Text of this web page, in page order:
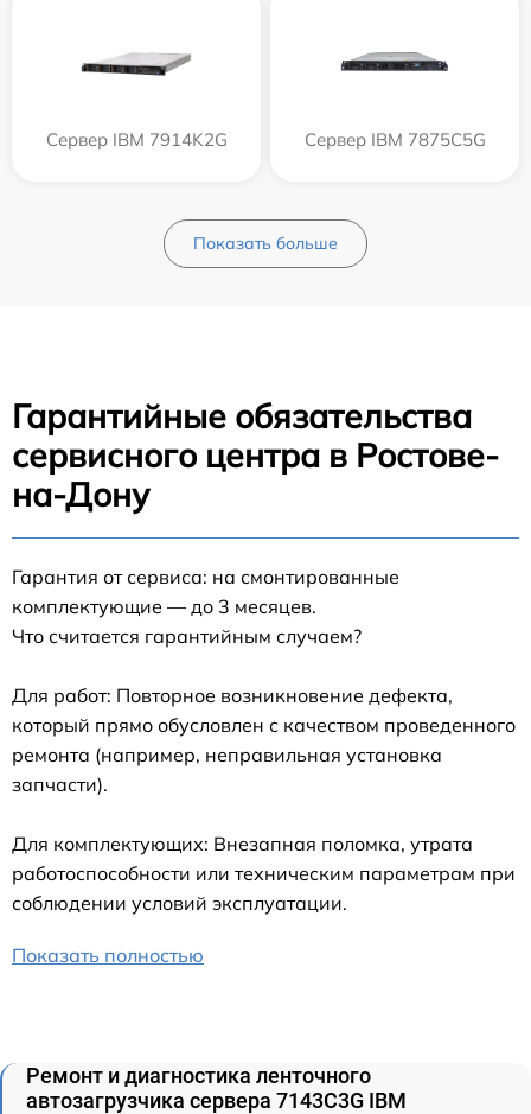
Сервер IBM 7914K2G Сервер IBM 7875C5G
Показать больше
Гарантийные обязательства
сервисного центра в Ростове-
на-Дону
Гарантия от сервиса: на смонтированные
комплектующие — до 3 месяцев.
Что считается гарантийным случаем?
Для работ: Повторное возникновение дефекта,
который прямо обусловлен с качеством проведенного
ремонта (например, неправильная установка
запчасти).
Для комплектующих: Внезапная поломка, утрата
работоспособности или техническим параметрам при
соблюдении условий эксплуатации.
Показать полностью
Ремонт и диагностика ленточного
автозагрузчика сервера 7143C3G IBM